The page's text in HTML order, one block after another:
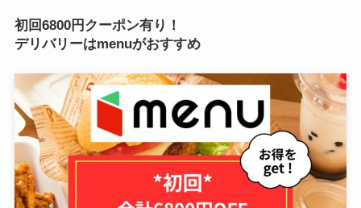
初回6800円クーポン有り！
デリバリーはmenuがおすすめ